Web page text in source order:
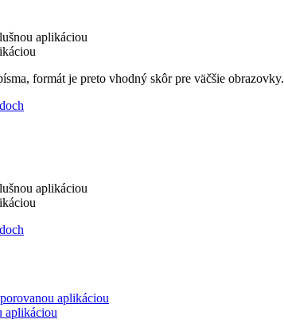
aplikáciou
formát je preto vhodný skôr pre väčšie obrazovky.
aplikáciou
aplikáciou
aplikáciou